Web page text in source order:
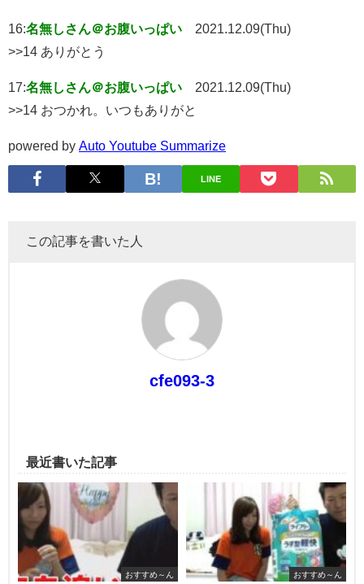
16:名無しさん＠お腹いっぱい
2021.12.09(Thu)
>>14 ありがとう
17:名無しさん＠お腹いっぱい
2021.12.09(Thu)
>>14 おつかれ。いつもありがと
powered by Auto Youtube Summarize
LINE
この記事を書いた人
cfe093-3
最近書いた記事
おすすめ～ん おすすめ～ん